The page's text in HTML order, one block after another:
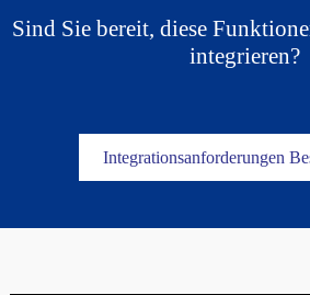
Sind Sie bereit, diese
integrieren?
Integrationsanforderungen